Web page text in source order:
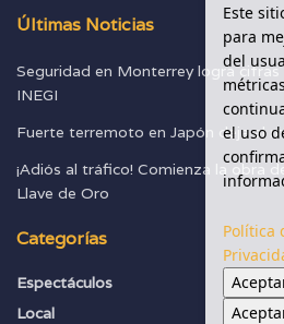
Últimas Noticias
Seguridad en Monterrey logra
INEGI
Fuerte terremoto en Japón deja al
¡Adiós al tráfico! Comienza la obra
Llave de Oro
Categorías
Espectáculos
Local
Este
para
del
el uso
Política